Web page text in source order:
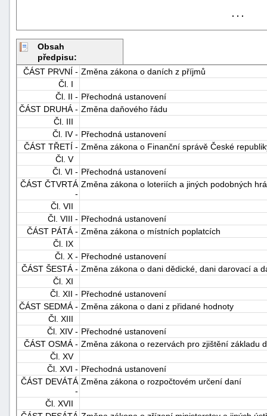
. . .
Obsah
předpisu:
ČÁST PRVNÍ - Změna zákona o daních z příjmů
Čl. I
Čl. II - Přechodná ustanovení
ČÁST DRUHÁ - Změna daňového řádu
Čl. III
Čl. IV - Přechodná ustanovení
ČÁST TŘETÍ - Změna zákona o Finanční správě České
Čl. V
Čl. VI - Přechodná ustanovení
ČÁST ČTVRTÁ
-
Změna zákona o loteriích a jiných podobných
Čl. VII
Čl. VIII - Přechodná ustanovení
ČÁST PÁTÁ - Změna zákona o místních poplatcích
Čl. IX
Čl. X - Přechodné ustanovení
ČÁST ŠESTÁ - Změna zákona o dani dědické, dani darovací a
Čl. XI
Čl. XII - Přechodné ustanovení
ČÁST SEDMÁ - Změna zákona o dani z přidané hodnoty
Čl. XIII
Čl. XIV - Přechodné ustanovení
ČÁST OSMÁ - Změna zákona o rezervách pro zjištění základu
Čl. XV
Čl. XVI - Přechodná ustanovení
ČÁST DEVÁTÁ
-
Změna zákona o rozpočtovém určení daní
Čl. XVII
"náhradě
škod"